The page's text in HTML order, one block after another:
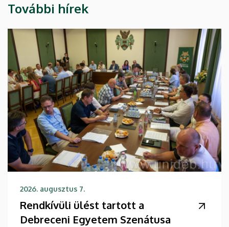
További hírek
2026. augusztus 7.
Rendkívüli ülést tartott a
Debreceni Egyetem Szenátusa